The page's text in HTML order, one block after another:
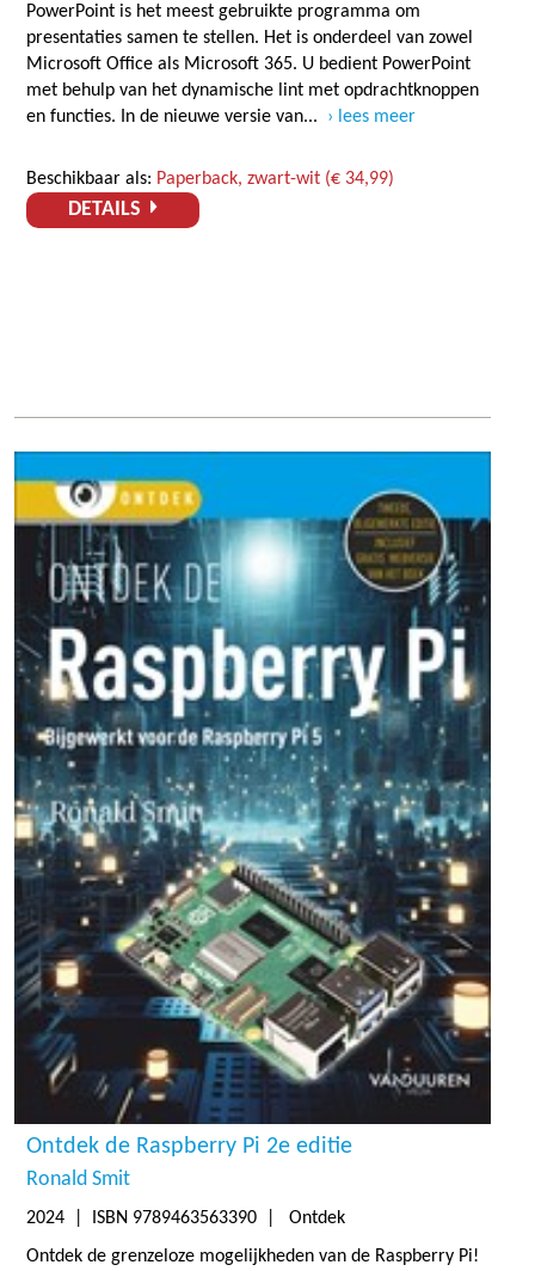
PowerPoint is het meest gebruikte programma om
presentaties samen te stellen. Het is onderdeel van zowel
Microsoft Office als Microsoft 365. U bedient PowerPoint
met behulp van het dynamische lint met opdrachtknoppen
en functies. In de nieuwe versie van...
lees meer
Beschikbaar als: Paperback, zwart-wit (€ 34,99)
DETAILS
Ontdek de Raspberry Pi 2e editie
Ronald Smit
2024 | ISBN 9789463563390 | Ontdek
Ontdek de grenzeloze mogelijkheden van de Raspberry Pi!